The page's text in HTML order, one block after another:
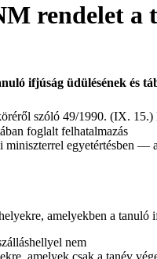
rendelet a
ifjúság üdülésének és
szóló 49/1990. (IX. 15.)
foglalt felhatalmazás
miniszterrel egyetértésben — a
amelyekben a tanuló
nem
amelyek csak a tanév